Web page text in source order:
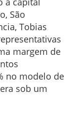
São
Tobias
margem de
no modelo de
sob um